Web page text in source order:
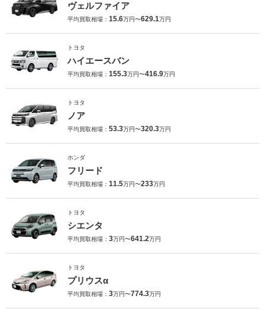
ヴェルファイア
平均買取相場： 15.6万円〜629.1万円
トヨタ
ハイエースバン
平均買取相場： 155.3万円〜416.9万円
トヨタ
ノア
平均買取相場： 53.3万円〜320.3万円
ホンダ
フリード
平均買取相場： 11.5万円〜233万円
トヨタ
シエンタ
平均買取相場： 3万円〜641.2万円
トヨタ
プリウスα
平均買取相場： 3万円〜774.3万円